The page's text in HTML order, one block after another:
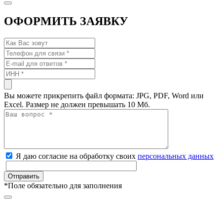
ОФОРМИТЬ ЗАЯВКУ
Вы можете прикрепить файл формата: JPG, PDF, Word или
Excel. Размер не должен превышать 10 Мб.
Я даю согласие на обработку своих персональных данных
*Поле обязательно для заполнения